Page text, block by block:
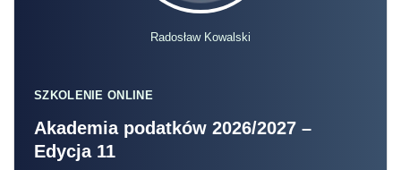
Radosław Kowalski
SZKOLENIE ONLINE
Akademia podatków 2026/2027 –
Edycja 11